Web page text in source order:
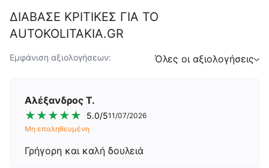
ΔΙΑΒΑΣΕ ΚΡΙΤΙΚΕΣ ΓΙΑ ΤΟ
AUTOKOLITAKIA.GR
Εμφάνιση αξιολογήσεων: Όλες οι αξιολογήσεις
Αλέξανδρος Τ.
★★★★★ 5.0/511/07/2026
Μη επαληθευμένη
Γρήγορη και καλή δουλειά